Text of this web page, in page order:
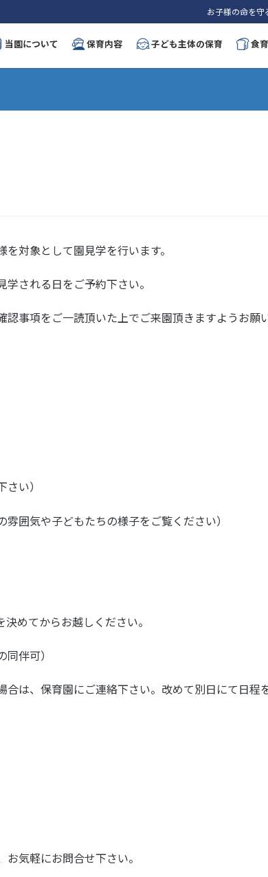
お子様の命を守
当園について 保育内容 子ども主体の保育 食
対象として園見学を行います。
される日をご予約下さい。
事項をご一読頂いた上でご来園頂きますようお願い
い）
囲気や子どもたちの様子をご覧ください）
めてからお越しください。
伴可）
は、保育園にご連絡下さい。改めて別日にて日程
気軽にお問合せ下さい。